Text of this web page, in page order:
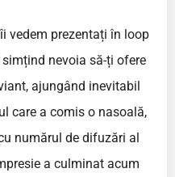
vedem prezentați în loop
nevoia să-ți ofere
ajungând inevitabil
care a comis o nasoală,
numărul de difuzări al
a culminat acum